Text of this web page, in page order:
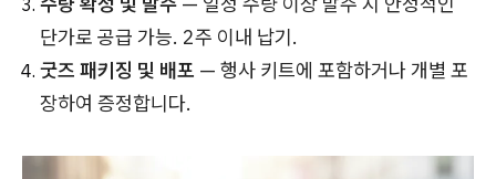
단가로 공급 가능. 2주 이내 납기.
굿즈 패키징 및 배포 — 행사 키트에 포함하거나 개별 포
장하여 증정합니다.